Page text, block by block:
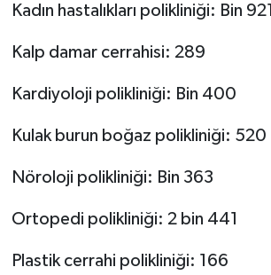
Kadın hastalıkları polikliniği: Bin 921
Kalp damar cerrahisi: 289
Kardiyoloji polikliniği: Bin 400
Kulak burun boğaz polikliniği: 520
Nöroloji polikliniği: Bin 363
Ortopedi polikliniği: 2 bin 441
Plastik cerrahi polikliniği: 166